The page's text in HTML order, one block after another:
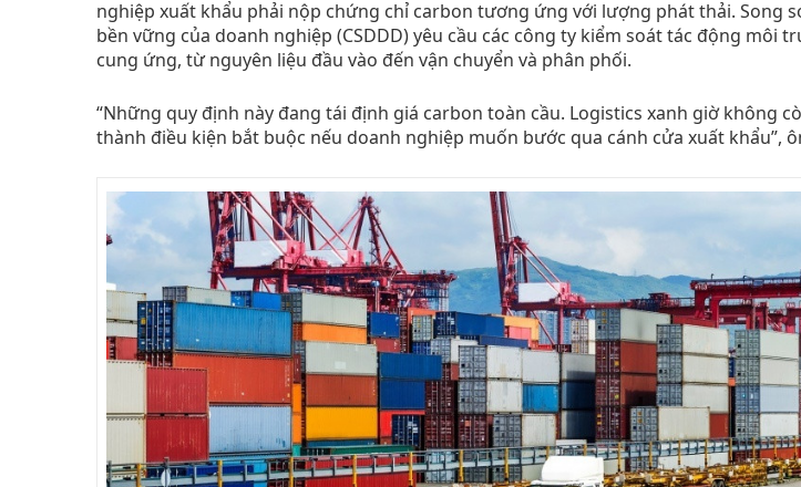
nghiệp xuất khẩu phải nộp chứng chỉ carbon tương ứng với lượng phát thải. Song
bền vững của doanh nghiệp (CSDDD) yêu cầu các công ty kiểm soát tác động môi
cung ứng, từ nguyên liệu đầu vào đến vận chuyển và phân phối.
“Những quy định này đang tái định giá carbon toàn cầu. Logistics xanh giờ không
thành điều kiện bắt buộc nếu doanh nghiệp muốn bước qua cánh cửa xuất khẩu”,